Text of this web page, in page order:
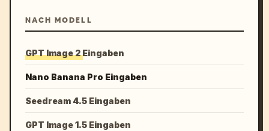
NACH MODELL
GPT Image 2 Eingaben
Nano Banana Pro Eingaben
Seedream 4.5 Eingaben
GPT Image 1.5 Eingaben